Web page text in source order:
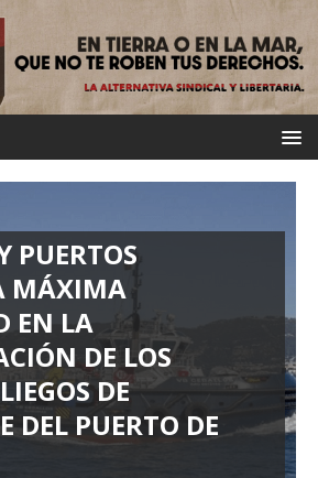
PUERTOS
MÁXIMA
EN LA
DE LOS
DE
DEL PUERTO DE